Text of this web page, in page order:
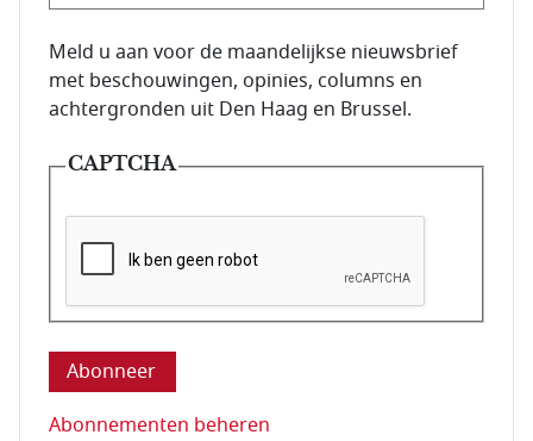
E-mailadres van de abonnee.
Meld u aan voor de maandelijkse nieuwsbrief
met beschouwingen, opinies, columns en
achtergronden uit Den Haag en Brussel.
CAPTCHA
Deze vraag is om te controleren dat u een mens
Abonnementen beheren